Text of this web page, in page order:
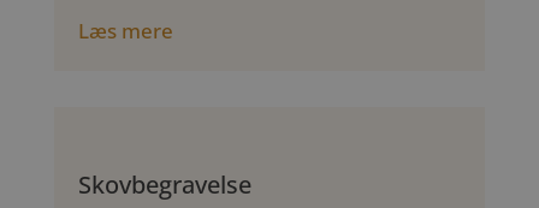
Læs mere
Skovbegravelse